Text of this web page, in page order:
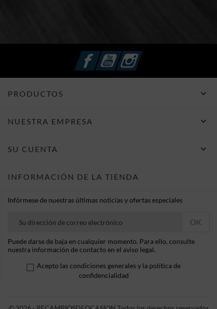
FacebookYouTubeInstagram
PRODUCTOS 
NUESTRA EMPRESA 
SU CUENTA 
INFORMACIÓN DE LA TIENDA
Infórmese de nuestras últimas noticias y ofertas especiales
Puede darse de baja en cualquier momento. Para ello, consulte
nuestra información de contacto en el aviso legal.
Acepto las condiciones generales y la política de
confidencialidad